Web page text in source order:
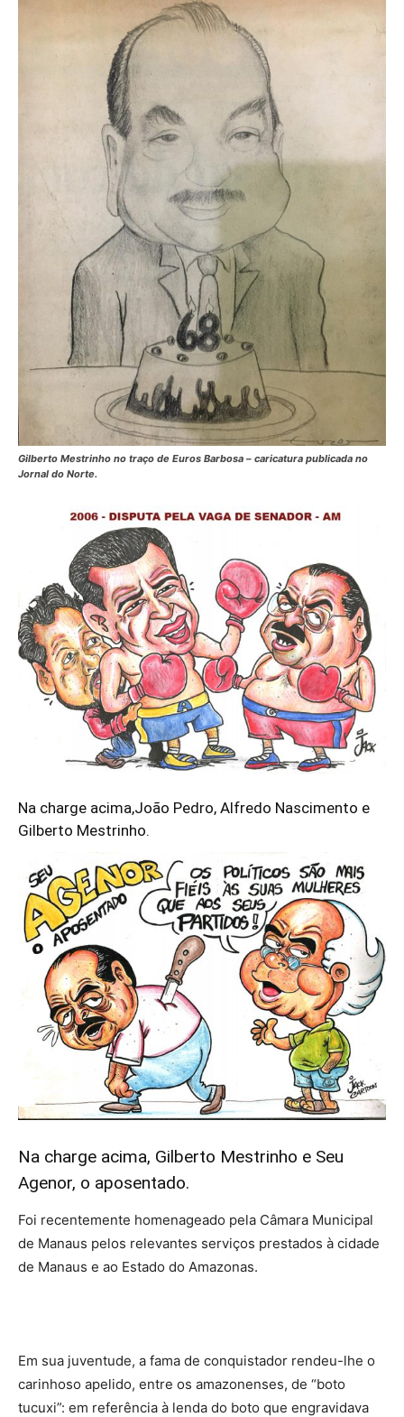
Gilberto Mestrinho no traço de Euros Barbosa – caricatura publicada no
Jornal do Norte.
Na charge acima,João Pedro, Alfredo Nascimento e
Gilberto Mestrinho.
Na charge acima, Gilberto Mestrinho e Seu
Agenor, o aposentado.
Foi recentemente homenageado pela Câmara Municipal
de Manaus pelos relevantes serviços prestados à cidade
de Manaus e ao Estado do Amazonas.
Em sua juventude, a fama de conquistador rendeu-lhe o
carinhoso apelido, entre os amazonenses, de “boto
tucuxi”: em referência à lenda do boto que engravidava